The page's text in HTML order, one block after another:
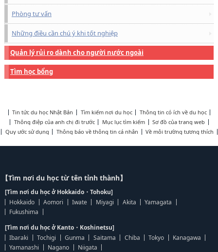
Phòng tư vấn
Những điều cần chú ý khi tốt nghiệp
Quản lý rủi ro dành cho người nước ngoài
Tìm học bổng
Tin tức du học Nhật Bản Tìm kiếm nơi du học
Thông tin có ích về du học
Thông điệp của anh chị đi trước
Mục lục tìm kiếm
Sơ đồ của trang web
Quy ước sử dụng
Thông báo về thông tin cá nhân Về môi trường tương thích
【Tìm nơi du học từ tên tỉnh thành】
[Tìm nơi du học ở Hokkaido・Tohoku]
Hokkaido
Aomori Iwate Miyagi Akita
Yamagata
Fukushima
[Tìm nơi du học ở Kanto・Koshinetsu]
Ibaraki
Tochigi Gunma Saitama Chiba Tokyo
Kanagawa
Yamanashi
Nagano
Niigata